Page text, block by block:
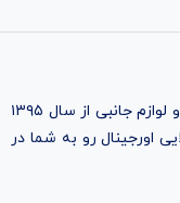
جی‌جی‌مو، فروشگاه اینترنتی تخصصی موبایل و لوازم جانبی از سال ۱۳۹۵
اورجینال رو به شما در